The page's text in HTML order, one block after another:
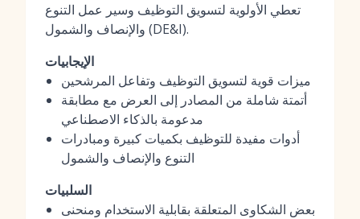
تعطي الأولوية لتسويق التوظيف وسير عمل التنوع
والإنصاف والشمول (DE&I).
الإيجابيات
ميزات قوية لتسويق التوظيف وتفاعل المرشحين
أتمتة شاملة من المصادر إلى العرض مع مطابقة
مدعومة بالذكاء الاصطناعي
أدوات مفيدة للتوظيف بكميات كبيرة ومبادرات
التنوع والإنصاف والشمول
السلبيات
بعض الشكاوى المتعلقة بقابلية الاستخدام ومنحنى